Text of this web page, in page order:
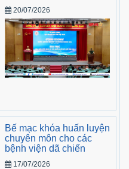
20/07/2026
Bế mạc khóa huấn luyện
chuyên môn cho các
bệnh viện dã chiến
17/07/2026